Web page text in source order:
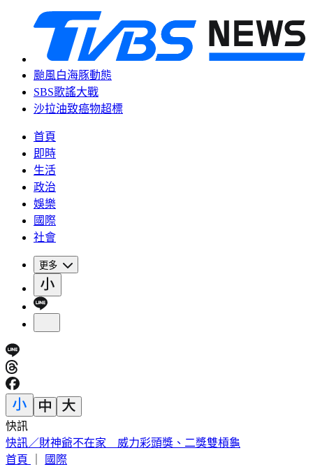
颱風白海豚動態
SBS歌謠大戰
沙拉油致癌物超標
首頁
即時
生活
政治
娛樂
國際
社會
更多
快訊
中國出入境新規將上路 陸委會曝「這類人」最危險
首頁
國際